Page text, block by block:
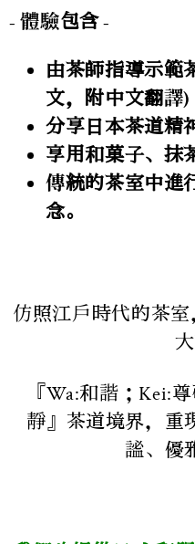
- 體驗包含 -
由茶師指導示範
文，附中文翻譯)
分享日本茶道精
享用和菓子、抹
傳統的茶室中進
念。
仿照江戶時代的茶
『Wa:和諧；Kei:
靜』茶道境界，重
謐、優